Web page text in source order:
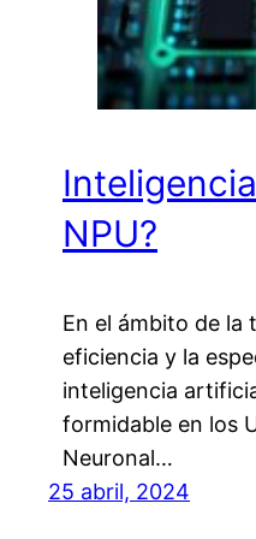
NPU?
En el ámbito de la
eficiencia y la
inteligencia
formidable en los
Neuronal…
25 abril, 2024